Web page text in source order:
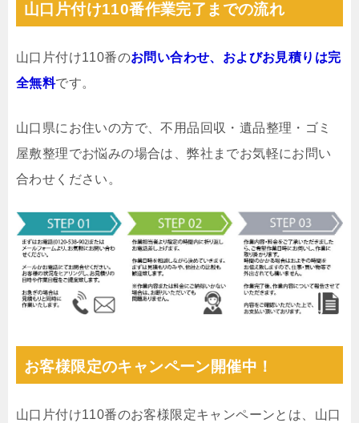
山口片付け110番作業完了までの流れ
山口片付け110番のお問い合わせ、およびお見積りは完
全無料です。
山口県にお住いの方で、不用品回収・遺品整理・ゴミ
屋敷整理でお悩みの場合は、弊社までお気軽にお問い
合わせください。
お客様限定のキャンペーン開催中！
山口片付け110番のお客様限定キャンペーンとは、山口